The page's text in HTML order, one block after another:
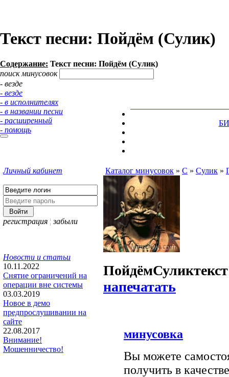
Текст песни: Пойдём (Сулик)
Содержание: Текст песни: Пойдём (Сулик)
поиск минусовок
- везде
- везде
- в исполнителях
- в названии песни
- расширенный
- помощь
Личный кабинет
регистрация ¦ забыли
Новости и статьи
10.11.2022
Снятие ограничений на
операции вне системы
03.03.2019
Новое в демо
предпрослушивании на
сайте
22.08.2017
Внимание!
Мошенничество!
Каталог минусовок » С » Сулик »
ПойдёмСулик
напечатать
минусовка
Вы можете
получить в